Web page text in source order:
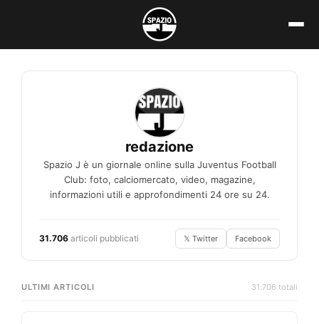
contenuto
redazione
Spazio J è un giornale online sulla Juventus Football
Club: foto, calciomercato, video, magazine,
informazioni utili e approfondimenti 24 ore su 24.
31.706 articoli pubblicati 𝕏 Twitter Facebook
ULTIMI ARTICOLI 31.706 totali